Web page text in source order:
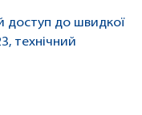
доступ до швидкої
технічний